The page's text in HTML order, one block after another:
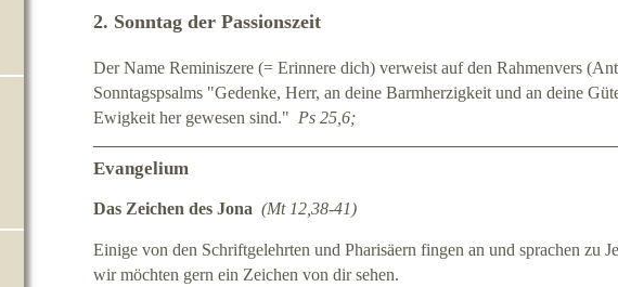
2. Sonntag der Passionszeit
Der Name Reminiszere (= Erinnere dich) verweist auf den Rahmenvers
Sonntagspsalms "Gedenke, Herr, an deine Barmherzigkeit und an deine
Ewigkeit her gewesen sind." Ps 25,6;
Evangelium
Das Zeichen des Jona (Mt 12,38-41)
Einige von den Schriftgelehrten und Pharisäern fingen an und sprachen zu
wir möchten gern ein Zeichen von dir sehen.